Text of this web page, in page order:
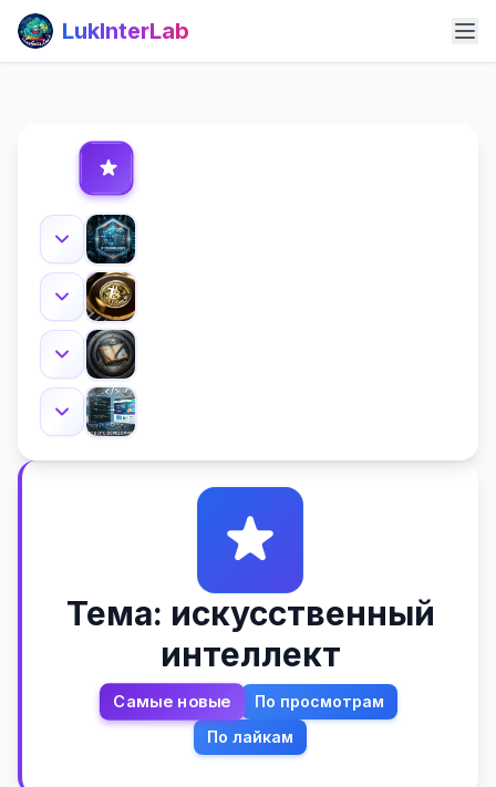
LukInterLab
Тема: искусственный
интеллект
Самые новые
По просмотрам
По лайкам